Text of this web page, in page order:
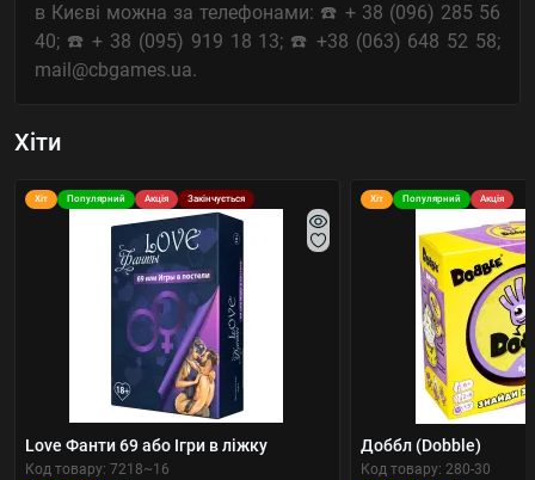
в Києві можна за телефонами: ☎️ + 38 (096) 285 56
40; ☎️ + 38 (095) 919 18 13; ☎️ +38 (063) 648 52 58;
mail@cbgames.ua.
Хіти
Хіт Популярний Акція Закінчується
Love Фанти 69 або Ігри в ліжку
Код товару: 7218~16
Хіт Популярний Акція
Доббл (Dobble)
Код товару: 280-30